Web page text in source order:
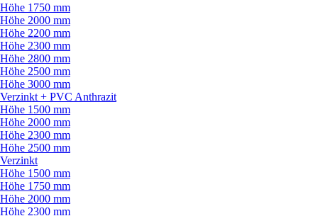
Höhe 1750 mm
Höhe 2000 mm
Höhe 2200 mm
Höhe 2300 mm
Höhe 2800 mm
Höhe 2500 mm
Höhe 3000 mm
Verzinkt + PVC Anthrazit
Höhe 1500 mm
Höhe 2000 mm
Höhe 2300 mm
Höhe 2500 mm
Verzinkt
Höhe 1500 mm
Höhe 1750 mm
Höhe 2000 mm
Höhe 2300 mm